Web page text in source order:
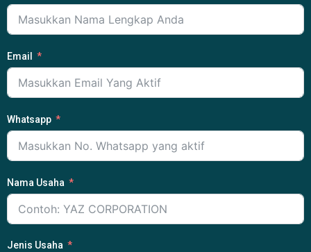
Email
Whatsapp
Nama Usaha
Jenis Usaha